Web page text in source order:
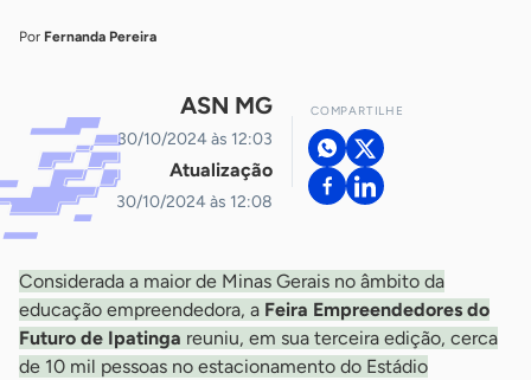
Por Fernanda Pereira
ASN MG
30/10/2024 às 12:03
Atualização
30/10/2024 às 12:08
COMPARTILHE
Considerada a maior de Minas Gerais no âmbito da
educação empreendedora, a Feira Empreendedores do
Futuro de Ipatinga reuniu, em sua terceira edição, cerca
de 10 mil pessoas no estacionamento do Estádio